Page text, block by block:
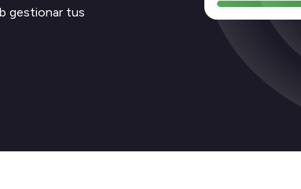
gestionar tus